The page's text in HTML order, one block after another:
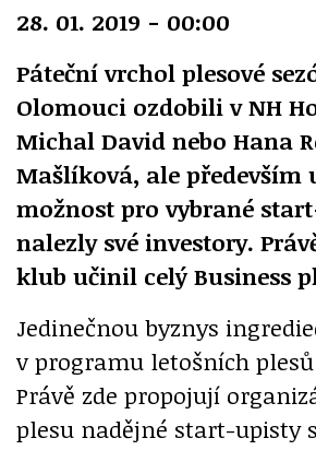
28. 01. 2019 - 00:00
Páteční vrchol plesové
Olomouci ozdobili v NH
Michal David nebo Hana
Mašlíková, ale
možnost pro vybrané
nalezly své investory.
klub učinil celý Business
Jedinečnou byznys
v programu letošních
Právě zde propojují
plesu nadějné start-upisty